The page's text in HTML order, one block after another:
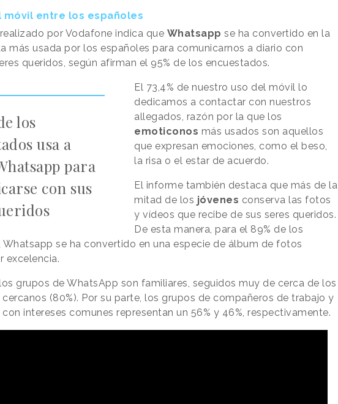
móvil entre los españoles
por Vodafone indica que Whatsapp se ha convertido en la
más usada por los españoles para comunicarnos a diario con
queridos, según afirman el 95% de los encuestados.
los
usa a
para
con sus
El 73,4% de nuestro uso del móvil lo
dedicamos a contactar con nuestros
allegados, razón por la que los
emoticonos más usados son aquellos
que expresan emociones, como el beso,
la risa o el estar de acuerdo.
El informe también destaca que más de la
mitad de los jóvenes conserva las fotos
y vídeos que recibe de sus seres queridos.
De esta manera, para el 89% de los
Whatsapp se ha convertido en una especie de álbum de fotos
excelencia.
grupos de WhatsApp son familiares, seguidos muy de cerca de los
(80%). Por su parte, los grupos de compañeros de trabajo y
intereses comunes representan un 56% y 46%, respectivamente.